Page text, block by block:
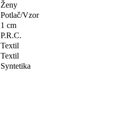
Ženy
Potlač/Vzor
1 cm
P.R.C.
Textil
Textil
Syntetika